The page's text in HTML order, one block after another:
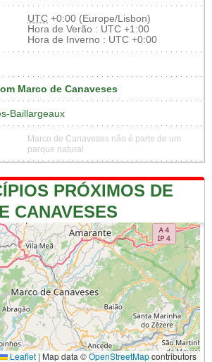
UTC +0:00 (Europe/Lisbon)
Hora de Verão : UTC +1:00
Hora de Inverno : UTC +0:00
Marco de Canaveses
Baillargeaux
Marco de Canaveses não é parte de um
parque natural
PRÓXIMOS DE
CANAVESES
Leaflet | Map data ©OpenStreetMapcontributors